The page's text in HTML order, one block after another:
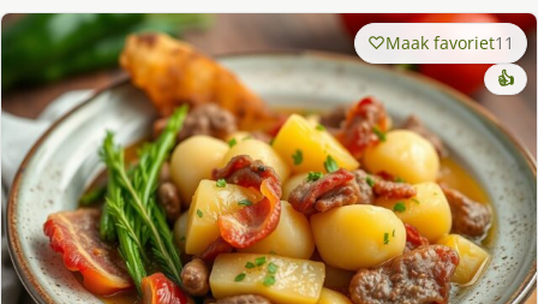
Maak favoriet11
👍